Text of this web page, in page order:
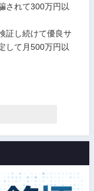
されて300万円以
証し続けて優良サ
して月500万円以